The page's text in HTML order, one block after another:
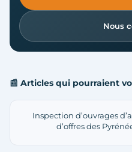
Nous
📰 Articles qui pourraient
Inspection d’ouvrages
d’offres des